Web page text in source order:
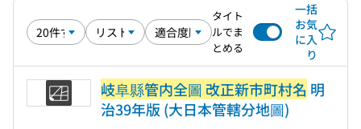
タイト
ルでま
とめる
一括
お気
に入
り
岐阜縣管内全圖 改正新市町村名 明
治39年版 (大日本管轄分地圖)